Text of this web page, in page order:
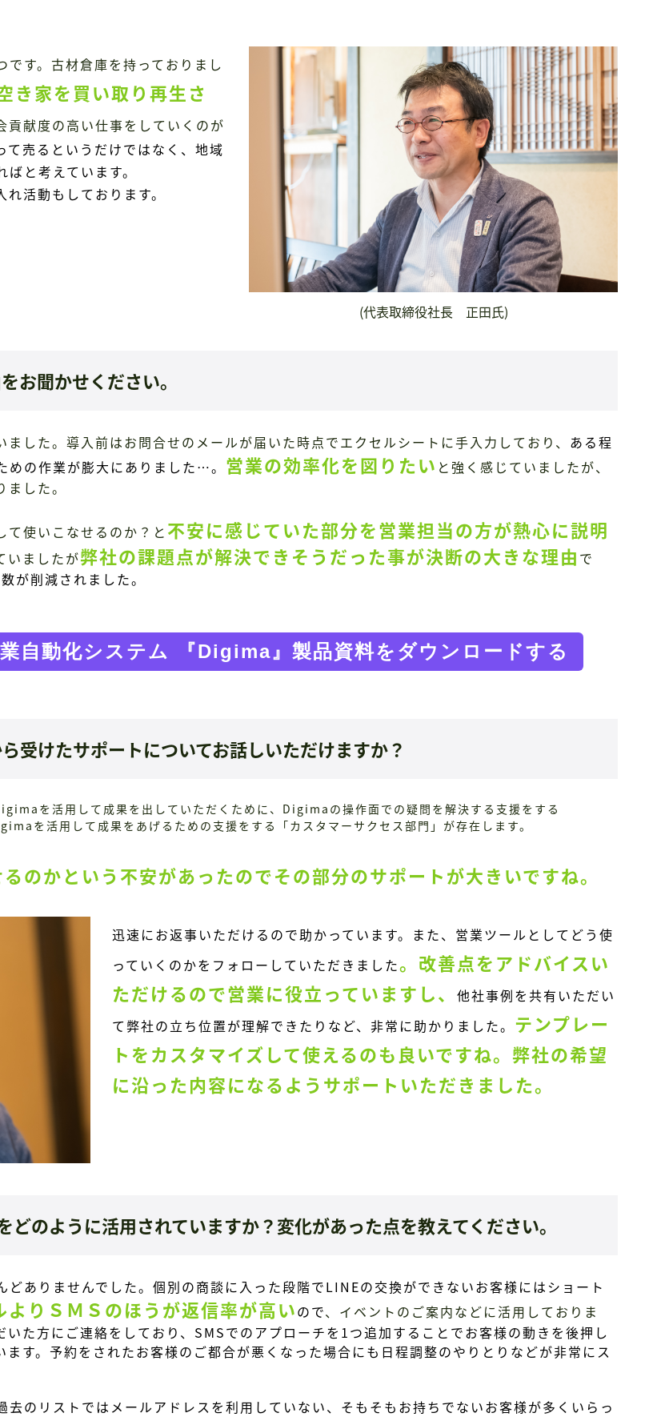
です。古材倉庫を持っておりまし
き家を買い取り再生さ
貢献度の高い仕事をしていくのが
て売るというだけではなく、地域
と考えています。
活動もしております。
(代表取締役社長 正田氏)
お聞かせください。
した。導入前はお問合せのメールが届いた時点でエクセルシートに手入力しており、 ある程
の作業が膨大にありました…。 営業の効率化を図りたい と強く感じていましたが、
した。
て使いこなせるのか？と 不安に感じていた部分を営業担当の方が熱心に説明
いましたが弊社の課題点が解決できそうだった事が決断の大きな理由 で
が削減されました。
業自動化システム 『Digima』製品資料をダウンロードする
受けたサポートについてお話しいただけますか？
を活用して成果を出していただくために、Digimaの操作面での疑問を解決する支援をする
を活用して成果をあげるための支援をする「カスタマーサクセス部門」が存在します。
のかという不安があったのでその部分のサポートが大きいですね。
迅速にお返事いただけるので助かっています。また、 営業ツールとしてどう使
っていくのかをフォローしていただきました。改善点をアドバイスい
ただけるので営業に役立っていますし、
他社事例を共有いただい
て弊社の立ち位置が理解できたりなど、非常に助かりました。 テンプレー
トをカスタマイズして使えるのも良いですね。弊社の希望
に沿った内容になるようサポートいただきました。
どのように活用されていますか？変化があった点を教えてください。
ありませんでした。個別の商談に入った段階でLINEの交換ができないお客様にはショート
よりＳＭＳのほうが返信率が高いので、イベントのご案内などに活用しておりま
た方にご連絡をしており、 SMSでのアプローチを1つ追加することでお客様の動きを後押し
す。 予約をされたお客様のご都合が悪くなった場合にも日程調整のやりとりなどが非常にス
のリストではメールアドレスを利用していない、そもそもお持ちでないお客様が多くいらっ